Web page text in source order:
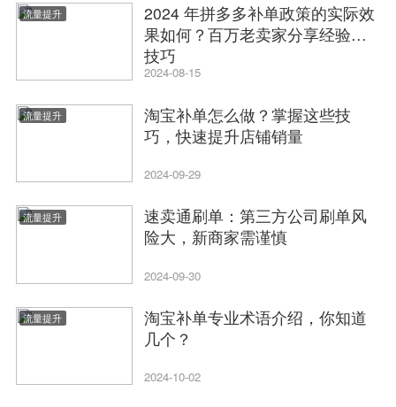
流量提升
2024 年拼多多补单政策的实际效
果如何？百万老卖家分享经验和
技巧
2024-08-15
流量提升
淘宝补单怎么做？掌握这些技
巧，快速提升店铺销量
2024-09-29
流量提升
速卖通刷单：第三方公司刷单风
险大，新商家需谨慎
2024-09-30
流量提升
淘宝补单专业术语介绍，你知道
几个？
2024-10-02